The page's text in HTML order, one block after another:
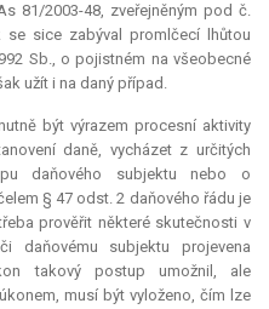
81/2003-48, zveřejněným pod č.
se sice zabýval promlčecí lhůtou
Sb., o pojistném na všeobecné
užít i na daný případ.
být výrazem procesní aktivity
daně, vycházet z určitých
daňového subjektu nebo o
§ 47 odst. 2 daňového řádu je
prověřit některé skutečnosti v
daňovému subjektu projevena
takový postup umožnil, ale
musí být vyloženo, čím lze